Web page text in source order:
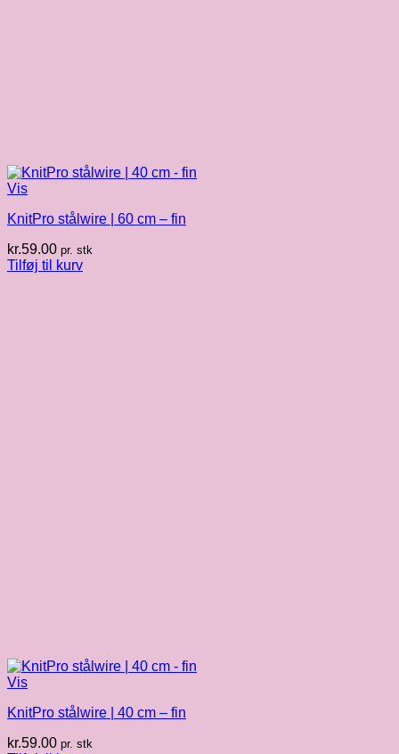
Vis
KnitPro stålwire | 60 cm – fin
kr.59.00 pr. stk
Tilføj til kurv
Vis
KnitPro stålwire | 40 cm – fin
kr.59.00 pr. stk